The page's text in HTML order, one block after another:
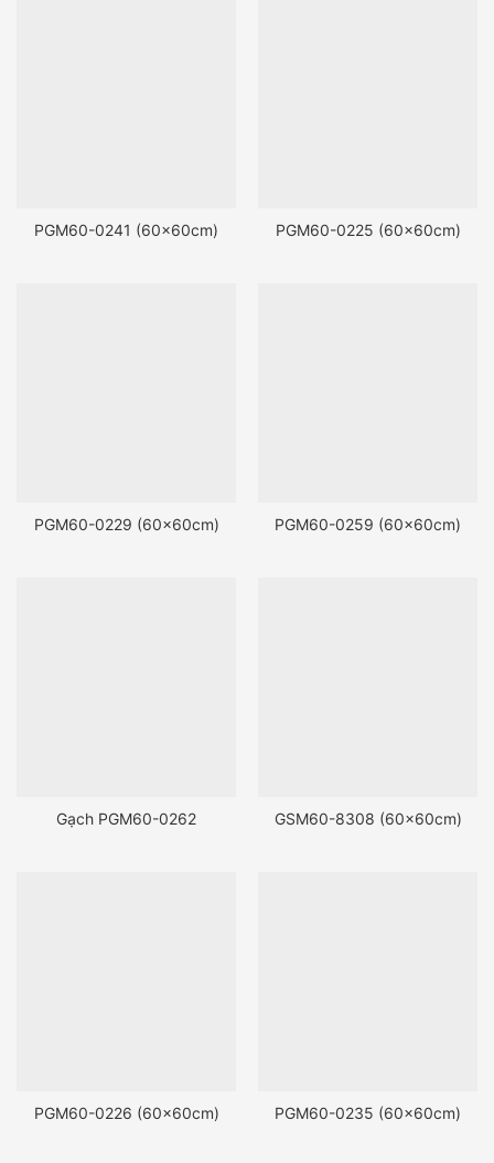
PGM60-0241 (60x60cm) PGM60-0225 (60x60cm)
PGM60-0229 (60x60cm) PGM60-0259 (60x60cm)
Gạch PGM60-0262 GSM60-8308 (60x60cm)
PGM60-0226 (60x60cm) PGM60-0235 (60x60cm)